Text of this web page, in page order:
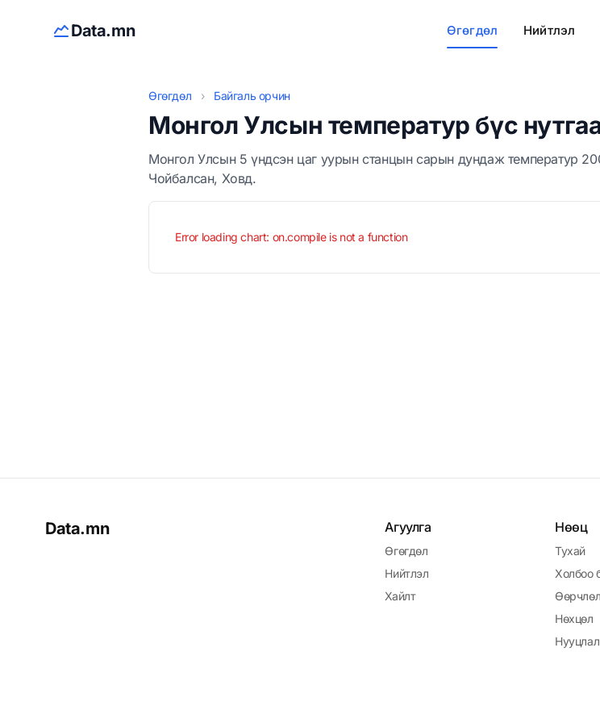
Data.mn Өгөгдөл Нийтлэл
Өгөгдөл › Байгаль орчин
Монгол Улсын температур бүс
Монгол Улсын 5 үндсэн цаг уурын станцын сарын дундаж температур
Чойбалсан, Ховд.
Error loading chart: on.compile is not a function
Data.mn Агуулга
Өгөгдөл
Нийтлэл
Хайлт
Нөөц
Тухай
Холбоо
Нөхцөл
Нууцлал